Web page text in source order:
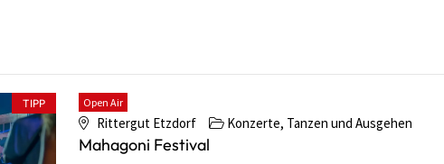
Rittergut Etzdorf Konzerte, Tanzen und Ausgehen
TIPP Open Air
Mahagoni Festival